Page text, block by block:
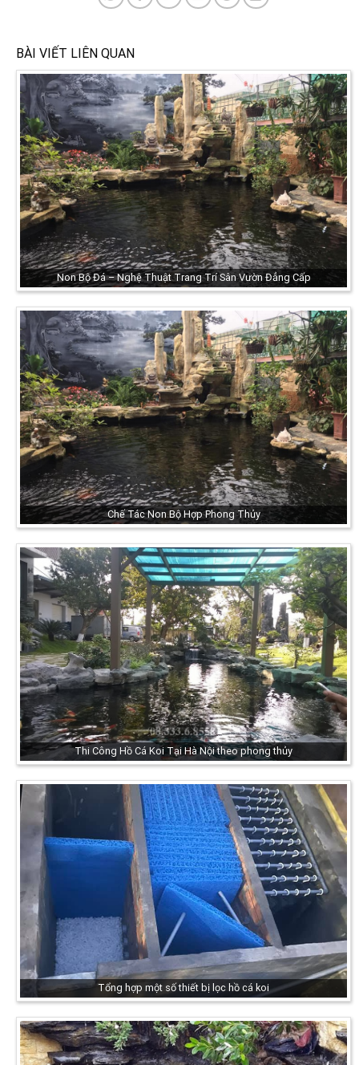
BÀI VIẾT LIÊN QUAN
Non Bộ Đá – Nghệ Thuật Trang Trí Sân Vườn Đẳng Cấp
Chế Tác Non Bộ Hợp Phong Thủy
Thi Công Hồ Cá Koi Tại Hà Nội theo phong thủy
Tổng hợp một số thiết bị lọc hồ cá koi